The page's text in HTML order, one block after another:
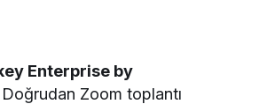
Enterprise by
Doğrudan Zoom toplantı